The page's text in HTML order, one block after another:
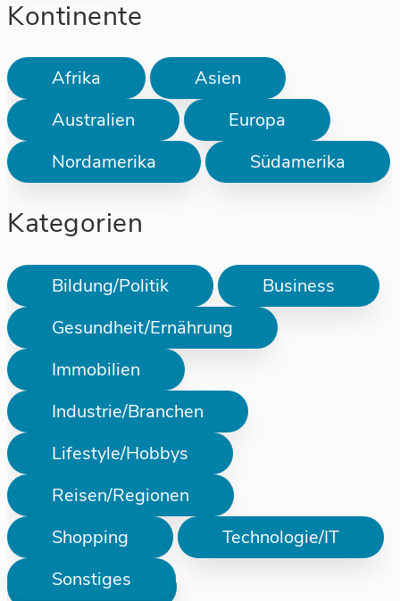
Kontinente
Afrika
Asien
Australien
Europa
Nordamerika
Südamerika
Kategorien
Bildung/Politik
Business
Gesundheit/Ernährung
Immobilien
Industrie/Branchen
Lifestyle/Hobbys
Reisen/Regionen
Shopping
Technologie/IT
Sonstiges
Prüfen